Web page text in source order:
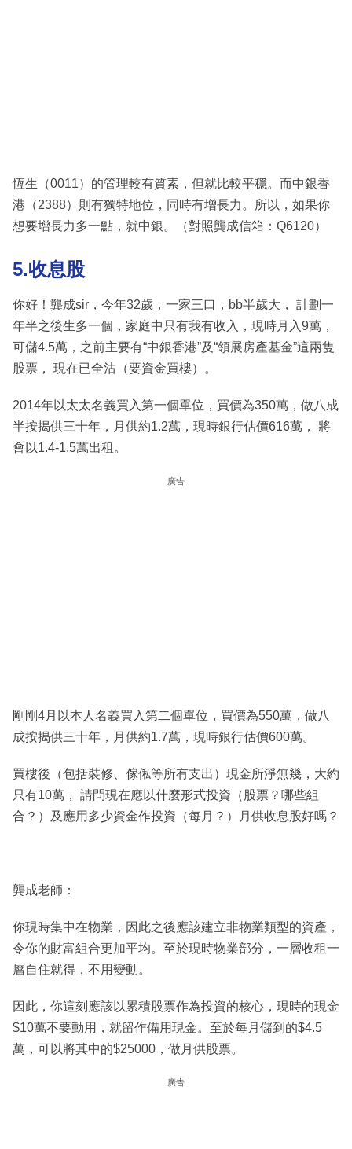
恆生（0011）的管理較有質素，但就比較平穩。而中銀香
港（2388）則有獨特地位，同時有增長力。所以，如果你
想要增長力多一點，就中銀。（對照龔成信箱：Q6120）
5.收息股
你好！龔成sir，今年32歲，一家三口，bb半歲大， 計劃一
年半之後生多一個，家庭中只有我有收入，現時月入9萬，
可儲4.5萬，之前主要有“中銀香港”及“領展房產基金”這兩隻
股票， 現在已全沽（要資金買樓）。
2014年以太太名義買入第一個單位，買價為350萬，做八成
半按揭供三十年，月供約1.2萬，現時銀行估價616萬， 將
會以1.4-1.5萬出租。
廣告
剛剛4月以本人名義買入第二個單位，買價為550萬，做八
成按揭供三十年，月供約1.7萬，現時銀行估價600萬。
買樓後（包括裝修、傢俬等所有支出）現金所淨無幾，大約
只有10萬， 請問現在應以什麼形式投資（股票？哪些組
合？）及應用多少資金作投資（每月？）月供收息股好嗎？
龔成老師：
你現時集中在物業，因此之後應該建立非物業類型的資產，
令你的財富組合更加平均。至於現時物業部分，一層收租一
層自住就得，不用變動。
因此，你這刻應該以累積股票作為投資的核心，現時的現金
$10萬不要動用，就留作備用現金。至於每月儲到的$4.5
萬，可以將其中的$25000，做月供股票。
廣告